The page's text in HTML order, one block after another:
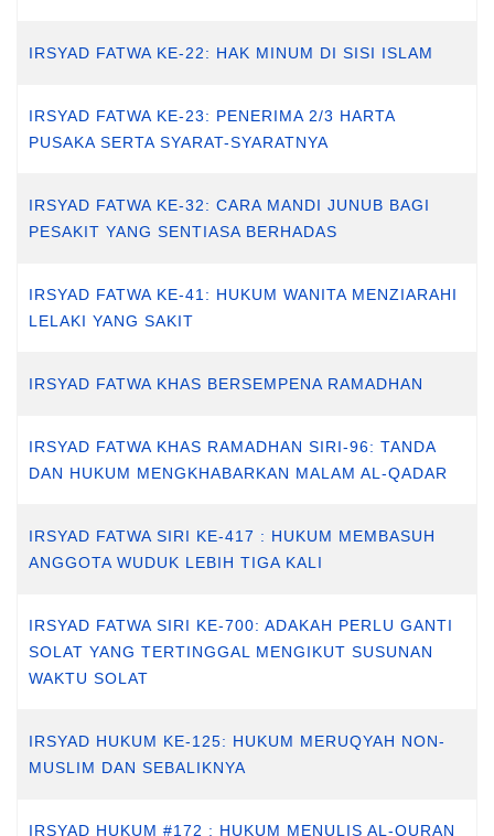
IRSYAD FATWA KE-22: HAK MINUM DI SISI ISLAM
IRSYAD FATWA KE-23: PENERIMA 2/3 HARTA
PUSAKA SERTA SYARAT-SYARATNYA
IRSYAD FATWA KE-32: CARA MANDI JUNUB BAGI
PESAKIT YANG SENTIASA BERHADAS
IRSYAD FATWA KE-41: HUKUM WANITA MENZIARAHI
LELAKI YANG SAKIT
IRSYAD FATWA KHAS BERSEMPENA RAMADHAN
IRSYAD FATWA KHAS RAMADHAN SIRI-96: TANDA
DAN HUKUM MENGKHABARKAN MALAM AL-QADAR
IRSYAD FATWA SIRI KE-417 : HUKUM MEMBASUH
ANGGOTA WUDUK LEBIH TIGA KALI
IRSYAD FATWA SIRI KE-700: ADAKAH PERLU GANTI
SOLAT YANG TERTINGGAL MENGIKUT SUSUNAN
WAKTU SOLAT
IRSYAD HUKUM KE-125: HUKUM MERUQYAH NON-
MUSLIM DAN SEBALIKNYA
IRSYAD HUKUM #172 : HUKUM MENULIS AL-QURAN